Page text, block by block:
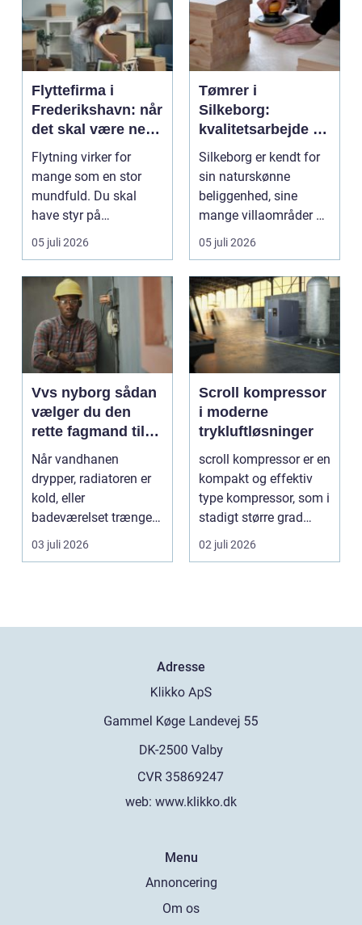
Flyttefirma i
Frederikshavn: når
det skal være nemt
at komme videre
Flytning virker for
mange som en stor
mundfuld. Du skal
have styr på
nedpakning, tunge
l&oslas...
05 juli 2026
Tømrer i
Silkeborg:
kvalitetsarbejde til
overkommelige
priser
Silkeborg er kendt for
sin naturskønne
beliggenhed, sine
mange villaområder og
en bland...
05 juli 2026
Vvs nyborg sådan
vælger du den
rette fagmand til
opgaven
Når vandhanen
drypper, radiatoren er
kold, eller
badeværelset trænger
til en gennemgribende
renoveri...
03 juli 2026
Scroll kompressor
i moderne
trykluftløsninger
scroll kompressor er en
kompakt og effektiv
type kompressor, som i
stadigt større grad
vælges til an...
02 juli 2026
Adresse
web: www.klikko.dk
Menu
Annoncering
Om os